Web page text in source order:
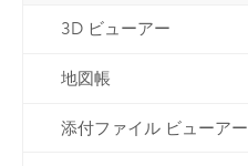
3D ビューアー
地図帳
添付ファイル ビューアー